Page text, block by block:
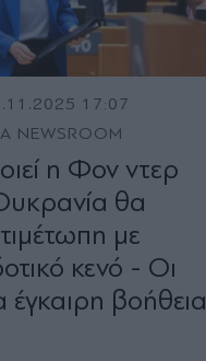
17:07
NEWSROOM
η Φον ντερ
θα
με
κενό - Οι
έγκαιρη βοήθεια